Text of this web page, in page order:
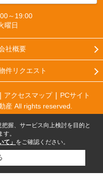
～19:00
曜日
社概要
件リクエスト
アクセスマップ
PCサイト
産 All rights reserved.
握、サービス向上検討を目的と
。
て」 をご確認ください。